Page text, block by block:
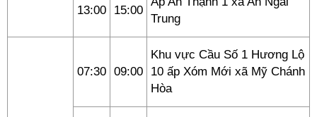
13:00 15:00
Trung
07:30 09:00
Khu vực Cầu Số 1 Hương Lộ
10 ấp Xóm Mới xã Mỹ Chánh
Hòa